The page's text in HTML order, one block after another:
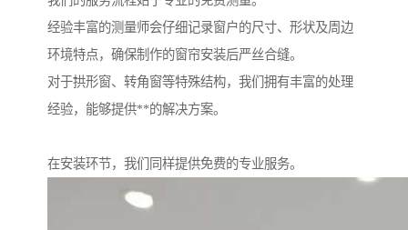
经验丰富的测量师会仔细记录窗户的尺寸、形状及周边
环境特点，确保制作的窗帘安装后严丝合缝。
对于拱形窗、转角窗等特殊结构，我们拥有丰富的处理
经验，能够提供**的解决方案。
在安装环节，我们同样提供免费的专业服务。